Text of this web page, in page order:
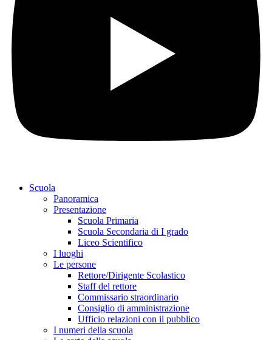
Scuola
Panoramica
Presentazione
Scuola Primaria
Scuola Secondaria di I grado
Liceo Scientifico
I luoghi
Le persone
Rettore/Dirigente Scolastico
Staff del rettore
Commissario straordinario
Consiglio di amministrazione
Ufficio relazioni con il pubblico
I numeri della scuola